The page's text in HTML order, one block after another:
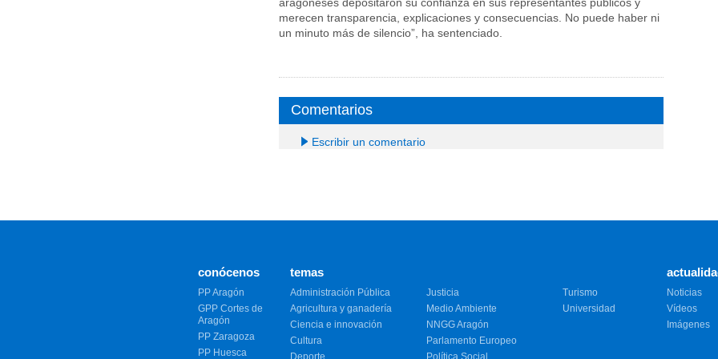
merecen transparencia, explicaciones y consecuencias. No puede haber ni
un minuto más de silencio”, ha sentenciado.
Comentarios
Escribir un comentario
conócenos
PP Aragón
GPP Cortes de
Aragón
PP Zaragoza
PP Huesca
temas
Administración Pública
Agricultura y ganadería
Ciencia e innovación
Cultura
Justicia
Medio Ambiente
NNGG Aragón
Parlamento Europeo
Turismo
Universidad
Noticias
Vídeos
Imágenes